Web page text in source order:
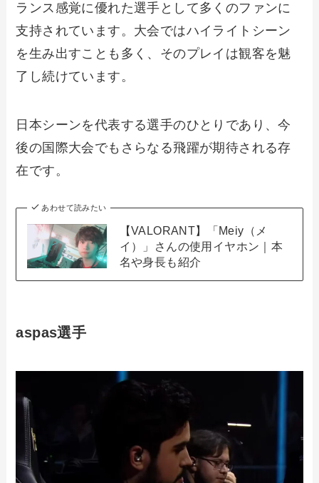
ランス感覚に優れた選手として多くのファンに
支持されています。大会ではハイライトシーン
を生み出すことも多く、そのプレイは観客を魅
了し続けています。
日本シーンを代表する選手のひとりであり、今
後の国際大会でもさらなる飛躍が期待される存
在です。
あわせて読みたい
【VALORANT】「Meiy（メ
イ）」さんの使用イヤホン｜本
名や身長も紹介
aspas選手